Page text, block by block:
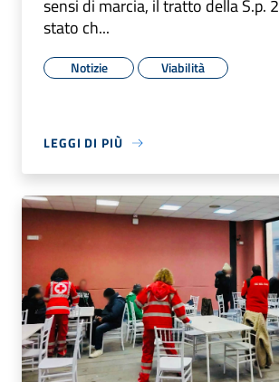
sensi di marcia, il tratto della S.p.
stato ch...
Notizie Viabilità
LEGGI DI PIÙ